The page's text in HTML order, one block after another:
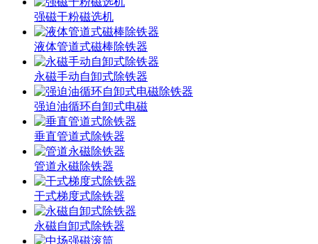
强磁干粉磁选机
液体管道式磁棒除铁器
永磁手动自卸式除铁器
强迫油循环自卸式电磁
垂直管道式除铁器
管道永磁除铁器
干式梯度式除铁器
永磁自卸式除铁器